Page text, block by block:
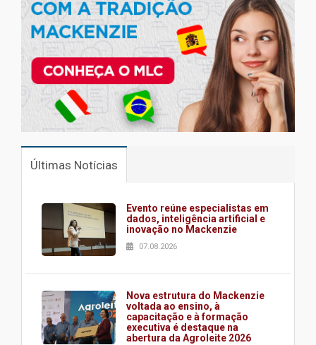
Últimas Notícias
Evento reúne especialistas em
dados, inteligência artificial e
inovação no Mackenzie
07.08.2026
Nova estrutura do Mackenzie
voltada ao ensino, à
capacitação e à formação
executiva é destaque na
abertura da Agroleite 2026